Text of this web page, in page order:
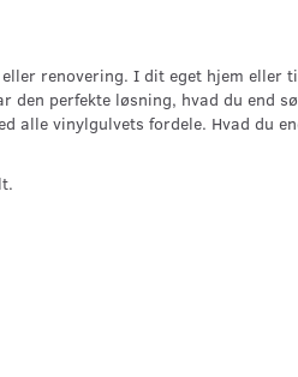
eller renovering. I dit eget hjem eller
perfekte løsning, hvad du end
alle vinylgulvets fordele. Hvad du